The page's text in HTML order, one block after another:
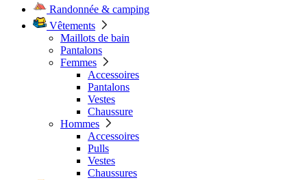
Randonnée & camping
Vêtements
Maillots de bain
Pantalons
Femmes
Accessoires
Pantalons
Vestes
Chaussure
Hommes
Accessoires
Pulls
Vestes
Chaussures